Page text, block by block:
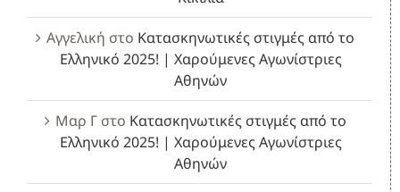
Αγγελική στο Κατασκηνωτικές στιγμές από το
Ελληνικό 2025! | Χαρούμενες Αγωνίστριες
Αθηνών
Μαρ Γστο Κατασκηνωτικές στιγμές από το
Ελληνικό 2025! | Χαρούμενες Αγωνίστριες
Αθηνών